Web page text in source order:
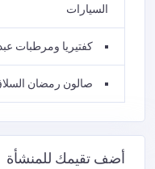
السيارات
كفتيريا ومرطبات
صالون رمضان
أضف تقيمك للمنشأة